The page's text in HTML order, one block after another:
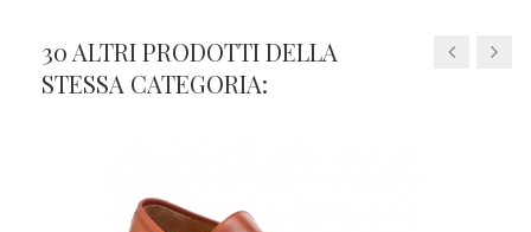
30 ALTRI PRODOTTI DELLA
STESSA CATEGORIA: